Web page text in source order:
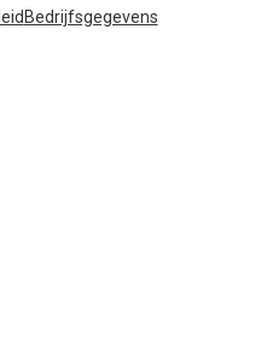
Bedrijfsgegevens